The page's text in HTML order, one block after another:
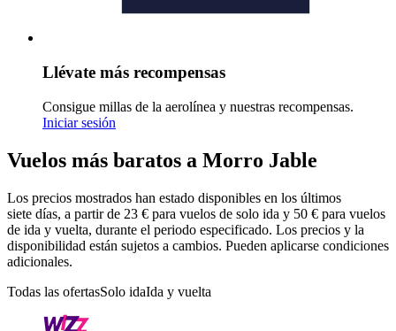
Llévate más recompensas
Consigue millas de la aerolínea y nuestras recompensas.
Iniciar sesión
Vuelos más baratos a Morro Jable
Los precios mostrados han estado disponibles en los últimos
siete días, a partir de 23 € para vuelos de solo ida y 50 € para vuelos
de ida y vuelta, durante el periodo especificado. Los precios y la
disponibilidad están sujetos a cambios. Pueden aplicarse condiciones
adicionales.
Todas las ofertasSolo idaIda y vuelta